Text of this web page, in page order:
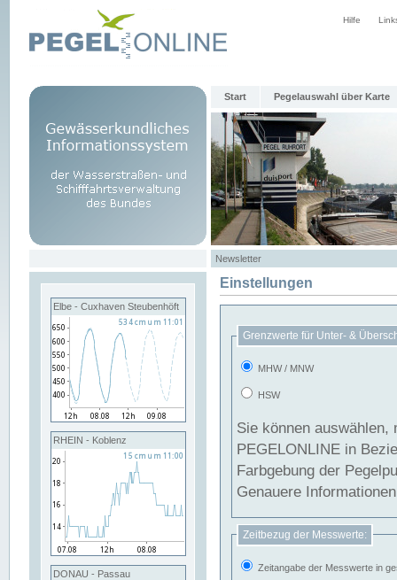
Hilfe
Start Pegelauswahl über Karte
Newsletter
Elbe - Cuxhaven Steubenhöft
RHEIN - Koblenz
DONAU - Passau
Einstellungen
Grenzwerte für Unter- &
MHW / MNW
HSW
Sie können
PEGELONLINE in Beziehung
Farbgebung der
Genauere
Zeitbezug der Messwerte:
Zeitangabe der Messwerte in